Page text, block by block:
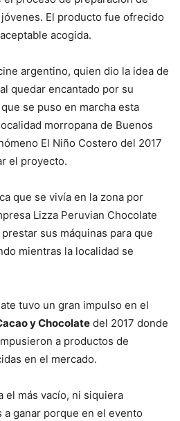
El producto fue ofrecido
acogida.
argentino, quien dio la idea de
quedar encantado por su
se puso en marcha esta
morropana de Buenos
El Niño Costero del 2017
el proyecto.
que se vivía en la zona por
Lizza Peruvian Chocolate
sus máquinas para que
mientras la localidad se
tuvo un gran impulso en el
y Chocolate del 2017 donde
a productos de
en el mercado.
el más vacío, ni siquiera
a ganar porque en el evento